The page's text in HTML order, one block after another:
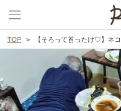
TOP 【そろって首ったけ♡】ネコに興味